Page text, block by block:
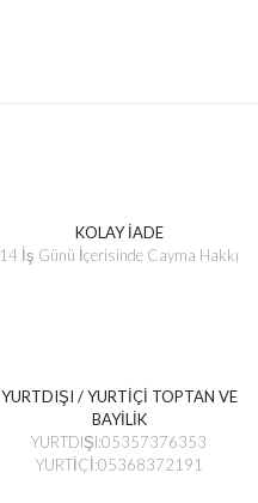
KOLAY İADE
14 İş Günü İçerisinde Cayma Hakkı
YURTDIŞI / YURTİÇİ TOPTAN VE
BAYİLİK
YURTDIŞI:05357376353
YURTİÇİ:05368372191